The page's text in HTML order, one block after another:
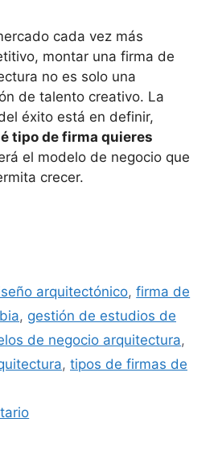
cada vez más
montar una firma de
no es solo una
de talento creativo. La
éxito está en definir,
tipo de firma quieres
el modelo de negocio que
crecer.
arquitectónico,firma de
, gestión de estudios de
de negocio arquitectura,
, tipos de firmas de